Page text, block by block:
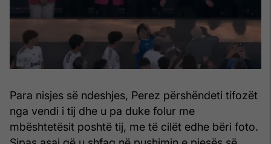
Para nisjes së ndeshjes, Perez përshëndeti tifozët
nga vendi i tij dhe u pa duke folur me
mbështetësit poshtë tij, me të cilët edhe bëri foto.